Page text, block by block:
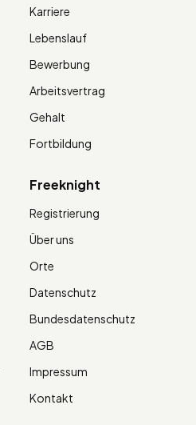
Karriere
Lebenslauf
Bewerbung
Arbeitsvertrag
Gehalt
Fortbildung
Freeknight
Registrierung
Über uns
Orte
Datenschutz
Bundesdatenschutz
AGB
Impressum
Kontakt